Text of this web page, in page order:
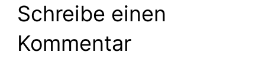
Schreibe einen
Kommentar